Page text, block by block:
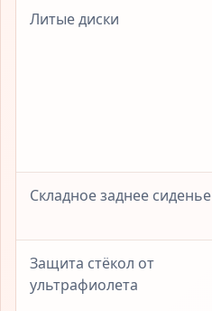
Литые диски
Складное заднее сиденье
Защита стёкол от
ультрафиолета